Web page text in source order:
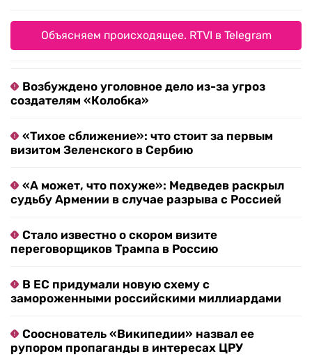
Объясняем происходящее. RTVI в Telegram
Возбуждено уголовное дело из-за угроз
создателям «Колобка»
«Тихое сближение»: что стоит за первым
визитом Зеленского в Сербию
«А может, что похуже»: Медведев раскрыл
судьбу Армении в случае разрыва с Россией
Стало известно о скором визите
переговорщиков Трампа в Россию
В ЕС придумали новую схему с
замороженными российскими миллиардами
Сооснователь «Википедии» назвал ее
рупором пропаганды в интересах ЦРУ